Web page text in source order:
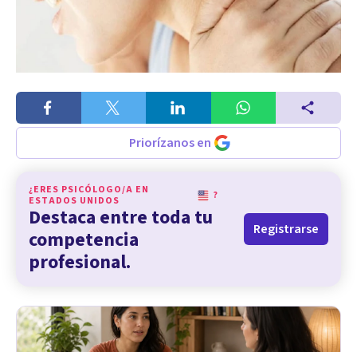
Priorízanos en
¿ERES PSICÓLOGO/A EN
ESTADOS UNIDOS
?
Destaca entre toda tu
competencia
profesional.
Registrarse